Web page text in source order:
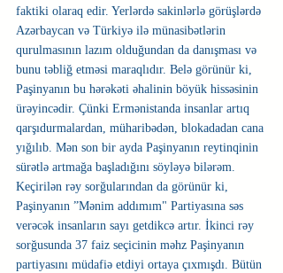
faktiki olaraq edir. Yerlərdə sakinlərlə görüşlərdə
Azərbaycan və Türkiyə ilə münasibətlərin
qurulmasının lazım olduğundan da danışması və
bunu təbliğ etməsi maraqlıdır. Belə görünür ki,
Paşinyanın bu hərəkəti əhalinin böyük hissəsinin
ürəyincədir. Çünki Ermənistanda insanlar artıq
qarşıdurmalardan, müharibədən, blokadadan cana
yığılıb. Mən son bir ayda Paşinyanın reytinqinin
sürətlə artmağa başladığını söyləyə bilərəm.
Keçirilən rəy sorğularından da görünür ki,
Paşinyanın ”Mənim addımım" Partiyasına səs
verəcək insanların sayı getdikcə artır. İkinci rəy
sorğusunda 37 faiz seçicinin məhz Paşinyanın
partiyasını müdafiə etdiyi ortaya çıxmışdı. Bütün